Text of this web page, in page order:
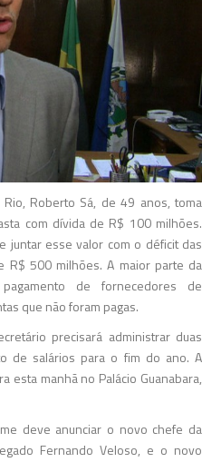
Roberto Sá, de 49 anos, toma
com dívida de R$ 100 milhões.
juntar esse valor com o déficit das
R$ 500 milhões. A maior parte da
de fornecedores de
que não foram pagas.
precisará administrar duas
de salários para o fim do ano. A
esta manhã no Palácio Guanabara,
deve anunciar o novo chefe da
Fernando Veloso, e o novo